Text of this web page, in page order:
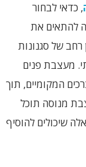
, כדאי לבחור
להתאים את
רחב של סגנונות
מעצבת פנים
המקומיים, תוך
מנוסה תוכל
שיכולים להוסיף